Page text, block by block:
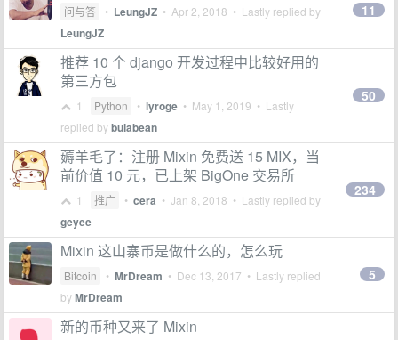
问与答 • LeungJZ • Apr 2, 2018 • Lastly replied by
LeungJZ
11
推荐 10 个 django 开发过程中比较好用的
第三方包
1 Python • lyroge • May 1, 2019 • Lastly
replied bybulabean
50
薅羊毛了：注册 Mixin 免费送 15 MIX，当
前价值 10 元，已上架 BigOne 交易所
1 推广 • cera • Jan 8, 2018 • Lastly replied by
geyee
234
Mixin 这山寨币是做什么的，怎么玩
Bitcoin • MrDream • Dec 13, 2017 • Lastly replied
byMrDream
5
新的币种又来了 Mixin